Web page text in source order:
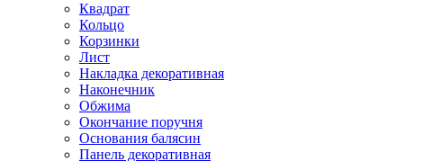
Квадрат
Кольцо
Корзинки
Лист
Накладка декоративная
Наконечник
Обжима
Окончание поручня
Основания балясин
Панель декоративная